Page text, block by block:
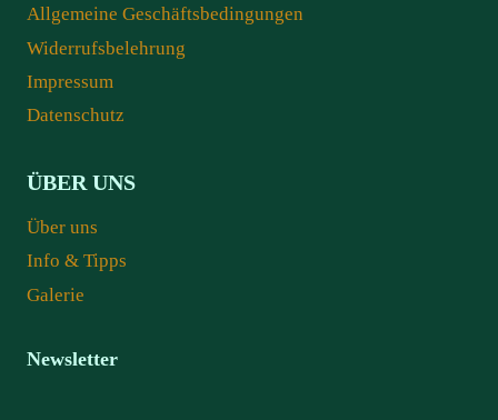
Allgemeine Geschäftsbedingungen
Widerrufsbelehrung
Impressum
Datenschutz
ÜBER UNS
Über uns
Info & Tipps
Galerie
Newsletter